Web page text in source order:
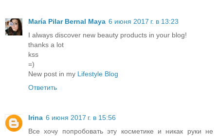
María Pilar Bernal Maya 6 июня 2017 г. в 13:23
I always discover new beauty products in your blog!
thanks a lot
kss
=)
New post in my Lifestyle Blog
Ответить
Irina 6 июня 2017 г. в 15:56
Все хочу попробовать эту косметике и никак руки не